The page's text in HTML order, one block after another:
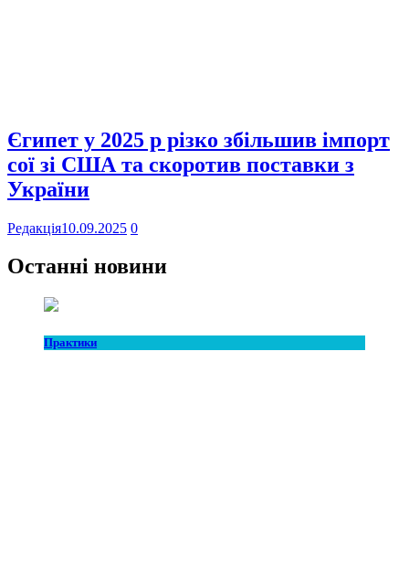
Єгипет у 2025 р різко збільшив імпорт
сої зі США та скоротив поставки з
України
Редакція10.09.2025 0
Останні новини
Практики